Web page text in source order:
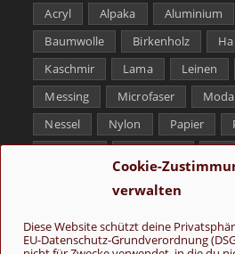
Cookie-
verwalten
Diese Website schützt deine
EU-Datenschutz-Grundverordnung
Acryl Alpaka Aluminium
Baumwolle
Birkenholz
Kaschmir
Lama Leinen
Messing
Microfaser
Nessel
Nylon Papier
Folge uns